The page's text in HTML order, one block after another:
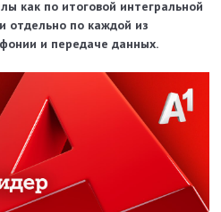
как по итоговой интегральной
отдельно по каждой из
и передаче данных.